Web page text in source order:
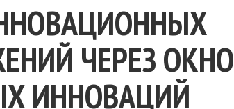
ЧЕРЕЗ ОКНО
ИННОВАЦИЙ